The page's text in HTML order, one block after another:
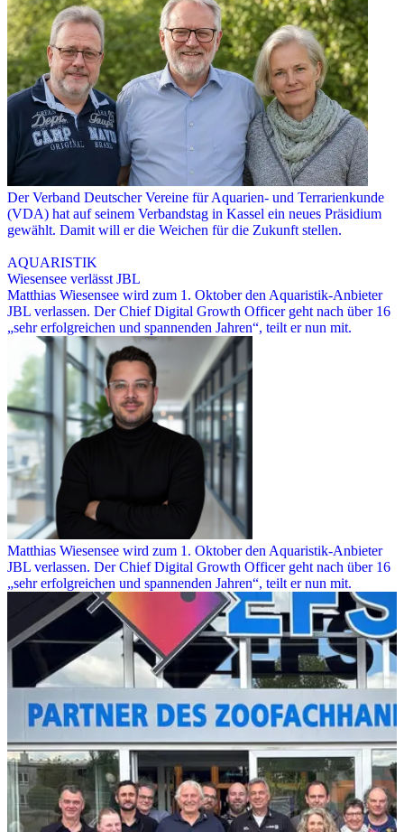
Der Verband Deutscher Vereine für Aquarien- und Terrarienkunde
(VDA) hat auf seinem Verbandstag in Kassel ein neues Präsidium
gewählt. Damit will er die Weichen für die Zukunft stellen.
AQUARISTIK
Wiesensee verlässt JBL
Matthias Wiesensee wird zum 1. Oktober den Aquaristik-Anbieter
JBL verlassen. Der Chief Digital Growth Officer geht nach über 16
„sehr erfolgreichen und spannenden Jahren“, teilt er nun mit.
Matthias Wiesensee wird zum 1. Oktober den Aquaristik-Anbieter
JBL verlassen. Der Chief Digital Growth Officer geht nach über 16
„sehr erfolgreichen und spannenden Jahren“, teilt er nun mit.